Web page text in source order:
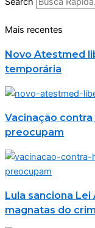
Mais recentes
Novo Atestmed
temporária
Vacinação contra
preocupam
Lula sanciona
magnatas do